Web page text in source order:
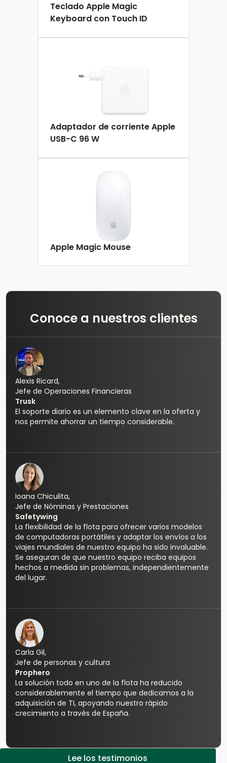
Teclado Apple Magic
Keyboard con Touch ID
Adaptador de corriente Apple
USB-C 96 W
Apple Magic Mouse
Conoce a nuestros clientes
Alexis Ricard,
Jefe de Operaciones Financieras
Trusk
El soporte diario es un elemento clave en la oferta y
nos permite ahorrar un tiempo considerable.
Ioana Chiculita,
Jefe de Nóminas y Prestaciones
Safetywing
La flexibilidad de la flota para ofrecer varios modelos
de computadoras portátiles y adaptar los envíos a los
viajes mundiales de nuestro equipo ha sido invaluable.
Se aseguran de que nuestro equipo reciba equipos
hechos a medida sin problemas, independientemente
del lugar.
Carla Gil,
Jefe de personas y cultura
Prophero
La solución todo en uno de la flota ha reducido
considerablemente el tiempo que dedicamos a la
adquisición de TI, apoyando nuestro rápido
crecimiento a través de España.
Lee los testimonios